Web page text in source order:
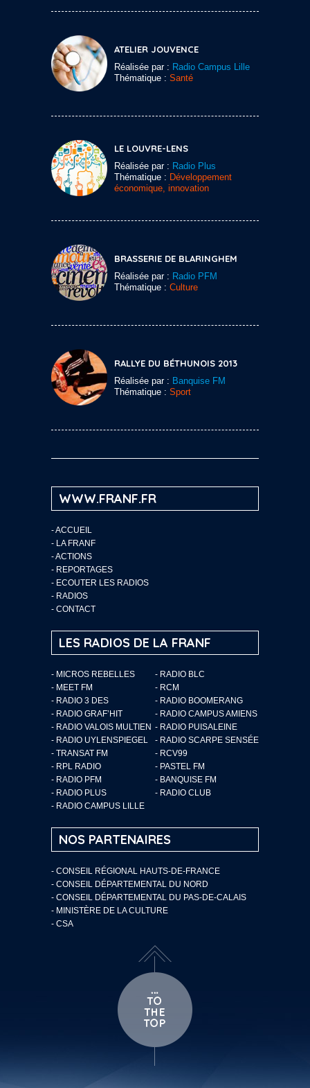
ATELIER JOUVENCE
Réalisée par : Radio Campus Lille
Thématique : Santé
LE LOUVRE-LENS
Réalisée par : Radio Plus
Thématique : Développement
économique, innovation
BRASSERIE DE BLARINGHEM
Réalisée par : Radio PFM
Thématique : Culture
RALLYE DU BÉTHUNOIS 2013
Réalisée par : Banquise FM
Thématique : Sport
WWW.FRANF.FR
-ACCUEIL
- LA FRANF
-ACTIONS
- REPORTAGES
- ECOUTER LES RADIOS
- RADIOS
- CONTACT
LES RADIOS DE LA FRANF
- MICROS REBELLES
- RADIO BLC
- MEET FM
- RCM
- RADIO 3 DES
- RADIO BOOMERANG
- RADIO GRAF’HIT
- RADIO CAMPUS AMIENS
- RADIO VALOIS MULTIEN - RADIO PUISALEINE
- RADIO UYLENSPIEGEL
- RADIO SCARPE SENSÉE
- TRANSAT FM
- RCV99
- RPL RADIO
- PASTEL FM
- RADIO PFM
- BANQUISE FM
- RADIO PLUS
- RADIO CLUB
- RADIO CAMPUS LILLE
NOS PARTENAIRES
- CONSEIL RÉGIONAL HAUTS-DE-FRANCE
- CONSEIL DÉPARTEMENTAL DU NORD
- CONSEIL DÉPARTEMENTAL DU PAS-DE-CALAIS
- MINISTÈRE DE LA CULTURE
- CSA